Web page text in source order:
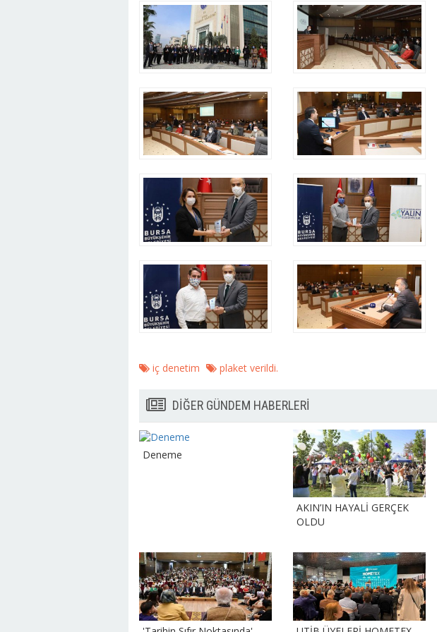
iç denetim plaket verildi.
DİĞER GÜNDEM HABERLERİ
Deneme
AKIN’IN HAYALİ GERÇEK
OLDU